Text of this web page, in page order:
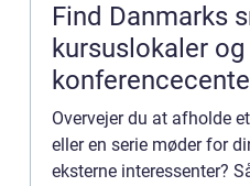
Find Danmarks
kursuslokaler og
Overvejer du at afholde
eller en serie møder for
eksterne interessenter?